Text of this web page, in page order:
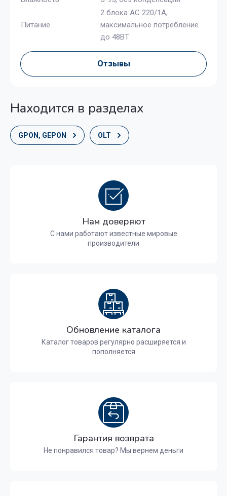
Питание
2 блока АС 220/1А,
максимальное потребление
до 48ВТ
Отзывы
Находится в разделах
GPON, GEPON OLT
Нам доверяют
С нами работают известные мировые
производители
Обновление каталога
Каталог товаров регулярно расширяется и
пополняется
Гарантия возврата
Не понравился товар? Мы вернем деньги